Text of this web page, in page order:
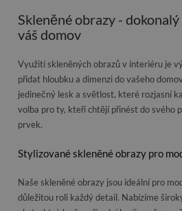
Skleněné obrazy -
váš domov
Využití skleněných obrazů v interiéru je
přidat hloubku a dimenzi do vašeho
jedinečný lesk a světlost, které rozjasní
volba pro ty, kteří chtějí přinést do svého
prvek.
Stylizované skleněné obrazy pro
Naše skleněné obrazy jsou ideální pro
důležitou roli každý detail. Nabízíme